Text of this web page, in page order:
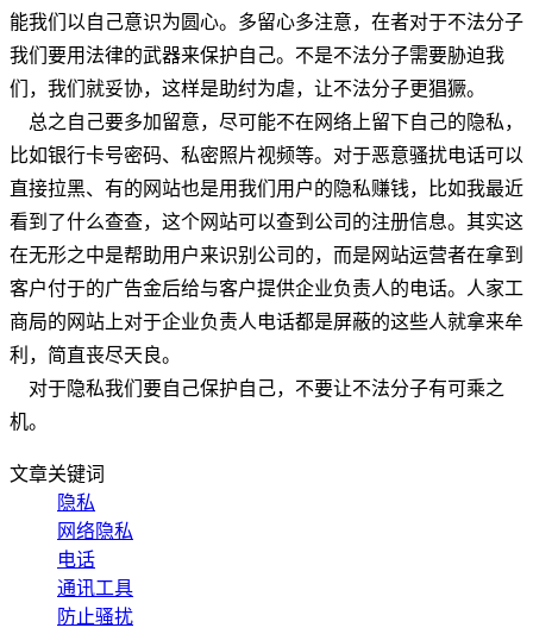
能我们以自己意识为圆心。多留心多注意，在者对于不法分子
我们要用法律的武器来保护自己。不是不法分子需要胁迫我
们，我们就妥协，这样是助纣为虐，让不法分子更猖獗。
总之自己要多加留意，尽可能不在网络上留下自己的隐私，
比如银行卡号密码、私密照片视频等。对于恶意骚扰电话可以
直接拉黑、有的网站也是用我们用户的隐私赚钱，比如我最近
看到了什么查查，这个网站可以查到公司的注册信息。其实这
在无形之中是帮助用户来识别公司的，而是网站运营者在拿到
客户付于的广告金后给与客户提供企业负责人的电话。人家工
商局的网站上对于企业负责人电话都是屏蔽的这些人就拿来牟
利，简直丧尽天良。
对于隐私我们要自己保护自己，不要让不法分子有可乘之
机。
文章关键词
隐私
网络隐私
电话
通讯工具
防止骚扰